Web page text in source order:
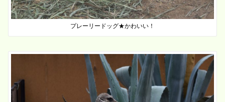
プレーリードッグ★かわいい！